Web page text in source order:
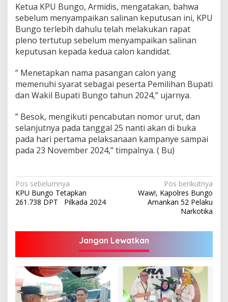
Ketua KPU Bungo, Armidis, mengatakan, bahwa
sebelum menyampaikan salinan keputusan ini, KPU
Bungo terlebih dahulu telah melakukan rapat
pleno tertutup sebelum menyampaikan salinan
keputusan kepada kedua calon kandidat.
” Menetapkan nama pasangan calon yang
memenuhi syarat sebagai peserta Pemilihan Bupati
dan Wakil Bupati Bungo tahun 2024,” ujarnya.
” Besok, mengikuti pencabutan nomor urut, dan
selanjutnya pada tanggal 25 nanti akan di buka
pada hari pertama pelaksanaan kampanye sampai
pada 23 November 2024,” timpalnya. ( Bu)
Navigasi
pos
Pos sebelumnya
KPU Bungo Tetapkan
261.738 DPT Pilkada 2024
Pos berikutnya
Waw!, Kapolres Bungo
Amankan 52 Pelaku
Narkotika
Jangan Lewatkan